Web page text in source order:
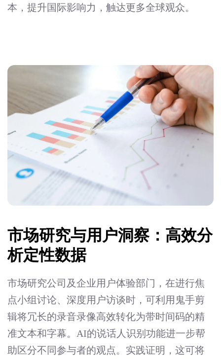
本，提升国际影响力，触达更多全球观众。
市场研究与用户洞察：高效分
析定性数据
市场研究公司及企业用户体验部门，在进行焦
点小组讨论、深度用户访谈时，可利用鬼手剪
辑将冗长的录音录像高效转化为带时间码的精
准文本和字幕。AI的说话人识别功能进一步帮
助区分不同参与者的观点。实践证明，这可将